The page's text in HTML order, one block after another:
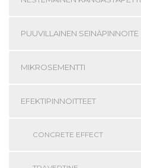
PUUVILLAINEN SEINÄPINNOITE
MIKROSEMENTTI
EFEKTIPINNOITTEET
CONCRETE EFFECT